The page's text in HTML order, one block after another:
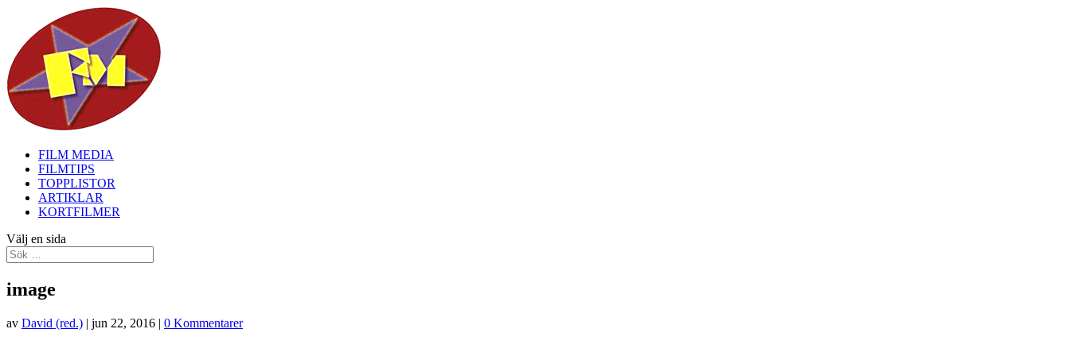
FILM MEDIA
FILMTIPS
TOPPLISTOR
ARTIKLAR
KORTFILMER
Välj en sida
image
av David (red.) | jun 22, 2016 | 0 Kommentarer